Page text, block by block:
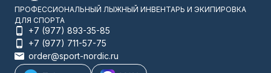
ПРОФЕССИОНАЛЬНЫЙ ЛЫЖНЫЙ ИНВЕНТАРЬ И ЭКИПИРОВКА
ДЛЯ СПОРТА
+7 (977) 893-35-85
+7 (977) 711-57-75
order@sport-nordic.ru